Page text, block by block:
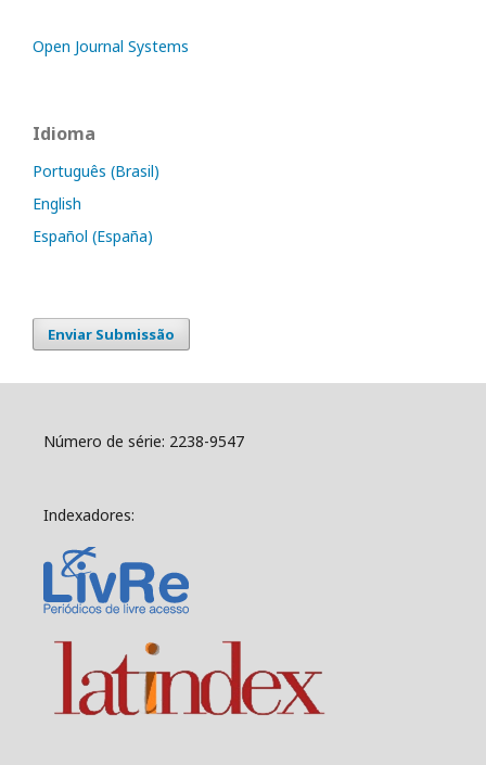
Open Journal Systems
Idioma
Português (Brasil)
English
Español (España)
Enviar Submissão
Número de série: 2238-9547
Indexadores: